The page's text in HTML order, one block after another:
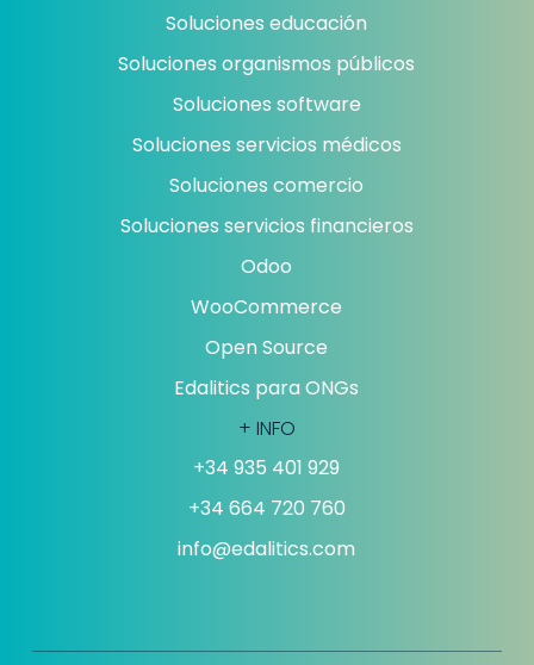
Soluciones educación
Soluciones organismos públicos
Soluciones software
Soluciones servicios médicos
Soluciones comercio
Soluciones servicios financieros
Odoo
WooCommerce
Open Source
Edalitics para ONGs
+ INFO
+34 935 401 929
+34 664 720 760
info@edalitics.com